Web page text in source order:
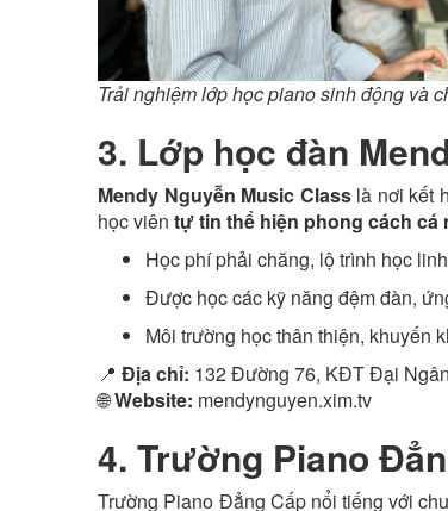
Trải nghiệm lớp học piano sinh động và
3. Lớp học đàn
Mendy Nguyễn Music Classlà nơi kết
học viêntự tin thể hiện phong cách cá
Học phí phải chăng, lộ trình học
Được học các kỹ năng đệm đàn,
Môi trường học thân thiện, khuyến
📍Địa chỉ: 132 Đường 76, KĐT Đại
🌐Website: mendynguyen.xim.tv
4. Trường Piano
Trường Piano Đẳng Cấp nổi tiếng với